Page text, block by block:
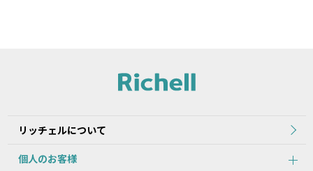
本サイトに公開されている本データ等は、原則として製品が発売さ
れた当初のものを掲載しています。
製品本体に同梱されている本データ等の内容と異なる場合がありま
す。
リッチェルについて
個人のお客様